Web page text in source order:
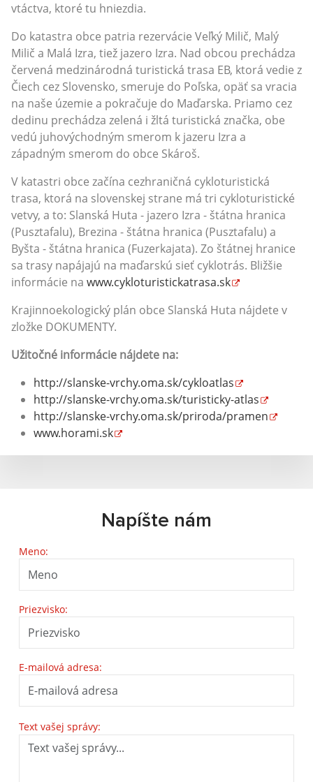
vtáctva, ktoré tu hniezdia.
Do katastra obce patria rezervácie Veľký Milič, Malý
Milič a Malá Izra, tiež jazero Izra. Nad obcou prechádza
červená medzinárodná turistická trasa EB, ktorá vedie z
Čiech cez Slovensko, smeruje do Poľska, opäť sa vracia
na naše územie a pokračuje do Maďarska. Priamo cez
dedinu prechádza zelená i žltá turistická značka, obe
vedú juhovýchodným smerom k jazeru Izra a
západným smerom do obce Skároš.
V katastri obce začína cezhraničná cykloturistická
trasa, ktorá na slovenskej strane má tri cykloturistické
vetvy, a to: Slanská Huta - jazero Izra - štátna hranica
(Pusztafalu), Brezina - štátna hranica (Pusztafalu) a
Byšta - štátna hranica (Fuzerkajata). Zo štátnej hranice
sa trasy napájajú na maďarskú sieť cyklotrás. Bližšie
informácie na www.cykloturistickatrasa.sk
Krajinnoekologický plán obce Slanská Huta nájdete v
zložke DOKUMENTY.
Užitočné informácie nájdete na:
http://slanske-vrchy.oma.sk/cykloatlas
http://slanske-vrchy.oma.sk/turisticky-atlas
http://slanske-vrchy.oma.sk/priroda/pramen
www.horami.sk
Napíšte nám
Meno:
Priezvisko:
E-mailová adresa:
Text vašej správy: